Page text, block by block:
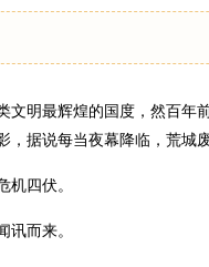
文明最辉煌的国度，然百年
据说每当夜幕降临，荒城
机四伏。
讯而来。